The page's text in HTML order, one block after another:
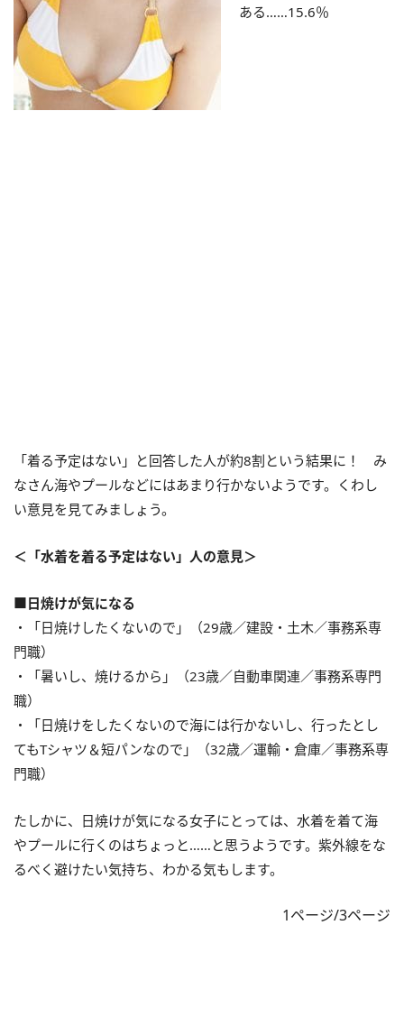
ある……15.6％
「着る予定はない」と回答した人が約8割という結果に！ み
なさん海やプールなどにはあまり行かないようです。くわし
い意見を見てみましょう。
＜「水着を着る予定はない」人の意見＞
■日焼けが気になる
・「日焼けしたくないので」（29歳／建設・土木／事務系専
門職）
・「暑いし、焼けるから」（23歳／自動車関連／事務系専門
職）
・「日焼けをしたくないので海には行かないし、行ったとし
てもTシャツ＆短パンなので」（32歳／運輸・倉庫／事務系専
門職）
たしかに、日焼けが気になる女子にとっては、水着を着て海
やプールに行くのはちょっと……と思うようです。紫外線をな
るべく避けたい気持ち、わかる気もします。
1ページ/3ページ